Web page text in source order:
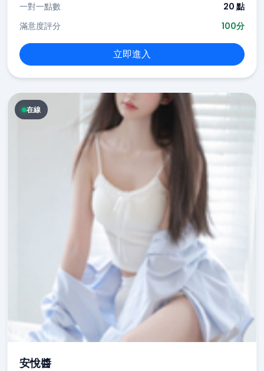
一對一點數
20 點
滿意度評分
100分
立即進入
在線
安悅醬